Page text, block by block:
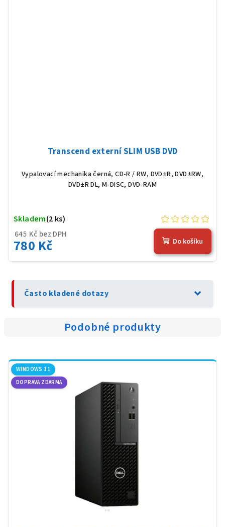
Transcend externí SLIM USB DVD
Vypalovací mechanika černá, CD-R / RW, DVD±R, DVD±RW,
DVD±R DL, M-DISC, DVD-RAM
645 Kč bez DPH
780 Kč
Skladem(2 ks)
Do košíku
Často kladené dotazy expand_more
Podobné produkty
WINDOWS 11
DOPRAVA ZDARMA